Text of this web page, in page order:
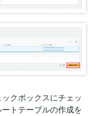
クボックスにチェッ
トテーブルの作成を